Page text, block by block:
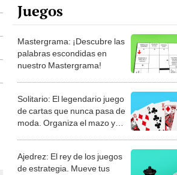
Juegos
Mastergrama: ¡Descubre las
palabras escondidas en
nuestro Mastergrama!
Solitario: El legendario juego
de cartas que nunca pasa de
moda. Organiza el mazo y
Ajedrez: El rey de los juegos
de estrategia. Mueve tus